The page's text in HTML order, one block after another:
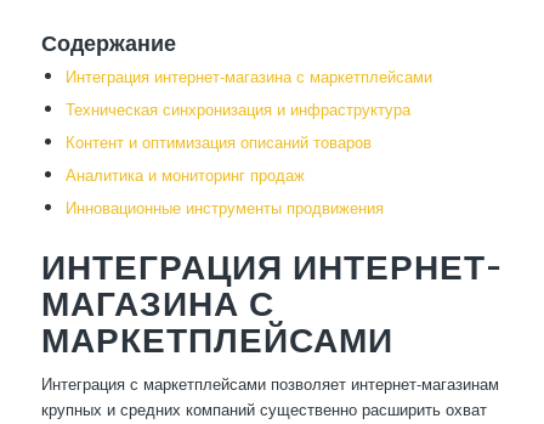
Содержание
Интеграция интернет-магазина с маркетплейсами
Техническая синхронизация и инфраструктура
Контент и оптимизация описаний товаров
Аналитика и мониторинг продаж
Инновационные инструменты продвижения
ИНТЕГРАЦИЯ ИНТЕРНЕТ-
МАГАЗИНА С
МАРКЕТПЛЕЙСАМИ
Интеграция с маркетплейсами позволяет интернет-магазинам
крупных и средних компаний существенно расширить охват